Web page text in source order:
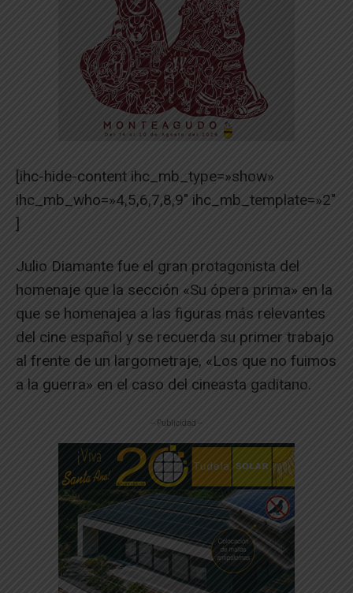
[ihc-hide-content ihc_mb_type=»show»
ihc_mb_who=»4,5,6,7,8,9″ ihc_mb_template=»2″
]
Julio Diamante fue el gran protagonista del
homenaje que la sección «Su ópera prima» en la
que se homenajea a las figuras más relevantes
del cine español y se recuerda su primer trabajo
al frente de un largometraje, «Los que no fuimos
a la guerra» en el caso del cineasta gaditano.
-- Publicidad --